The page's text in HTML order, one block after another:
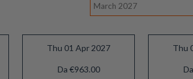
March 2027
Thu 01 Apr 2027
Da €963.00
Thu